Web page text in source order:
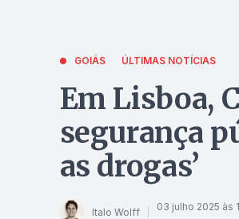
GOIÁS ÚLTIMAS NOTÍCIAS
Em Lisboa,
segurança
as drogas’
Italo Wolff 03 julho 2025 às